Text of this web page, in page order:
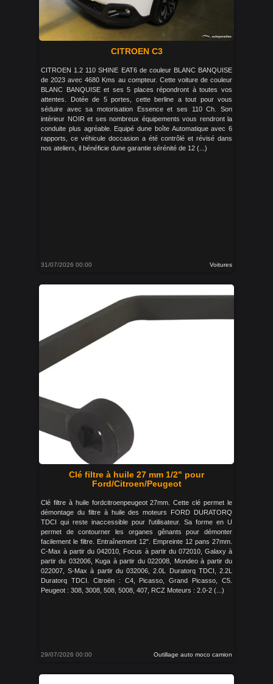
CITROEN C3
CITROEN 1.2 110 SHINE EAT6 de couleur BLANC BANQUISE
de 2023 avec 4680 Kms au compteur. Cette voiture de couleur
BLANC BANQUISE et ses 5 places répondront à toutes vos
attentes. Dotée de 5 portes, cette berline a tout pour vous
séduire avec sa motorisation Essence et ses 110 Ch. Son
intérieur NOIR et ses nombreux équipements vous rendront la
conduite plus agréable. Equipé dune boîte Automatique avec 6
rapports, ce véhicule doccasion a été contrôlé et révisé dans
nos ateliers, il bénéficie dune garantie sérénité de 12 (...)
31/07/2026 00:00 Voitures
Clé filtre à huile 27 mm 1/2" pour
Ford/Citroen/Peugeot
Clé filtre à huile fordcitroenpeugeot 27mm. Cette clé permet le
démontage du filtre à huile des moteurs FORD DURATORQ
TDCI qui reste inaccessible pour l'utilisateur. Sa forme en U
permet de contourner les organes gênants pour démonter
facilement le filtre. Entraînement 12". Empreinte 12 pans 27mm.
C-Max à partir du 042010, Focus à partir du 072010, Galaxy à
partir du 032006, Kuga à partir du 022008, Mondeo à partir du
022007, S-Max à partir du 032006, 2.0L Duratorq TDCI, 2.2L
Duratorq TDCI. Citroën : C4, Picasso, Grand Picasso, C5.
Peugeot : 308, 3008, 508, 5008, 407, RCZ Moteurs : 2.0-2 (...)
29/07/2026 00:00 Outillage auto moco camion